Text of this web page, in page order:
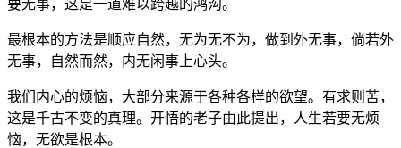
要无事，这是一道难以跨越的鸿沟。
最根本的方法是顺应自然，无为无不为，做到外无事，倘若外
无事，自然而然，内无闲事上心头。
我们内心的烦恼，大部分来源于各种各样的欲望。有求则苦，
这是千古不变的真理。开悟的老子由此提出，人生若要无烦
恼，无欲是根本。